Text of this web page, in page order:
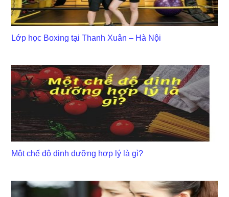
Lớp học Boxing tại Thanh Xuân – Hà Nội
Một chế độ dinh dưỡng hợp lý là gì?